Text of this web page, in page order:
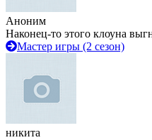
Аноним
Наконец-то этого клоуна
Мастер игры (2 сезон)
никита